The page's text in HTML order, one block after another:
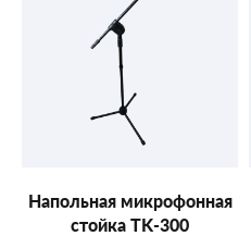
Напольная микрофонная
стойка TK-300